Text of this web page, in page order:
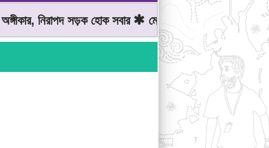
নিরাপদ সড়ক হোক সবার মোটরযান চালানোর সময়